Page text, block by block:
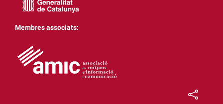
Membres associats: